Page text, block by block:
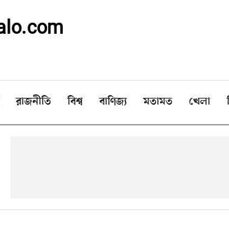
রাজনীতি বিশ্ব বাণিজ্য মতামত খেলা